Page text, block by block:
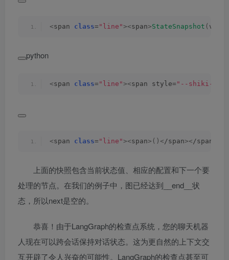
<span class= "line"><span>StateSnapshot (
python
<span class= "line"><span style= "--shiki-
<span class= "line"><span>()< /span>< /span
上面的快照包含当前状态值、相应的配置和下一个要
处理的节点。在我们的例子中，图已经达到__end__状
态，所以next是空的。
恭喜！由于LangGraph的检查点系统，您的聊天机器
人现在可以跨会话保持对话状态。这为更自然的上下文交
互开辟了令人兴奋的可能性。LangGraph的检查点甚至可